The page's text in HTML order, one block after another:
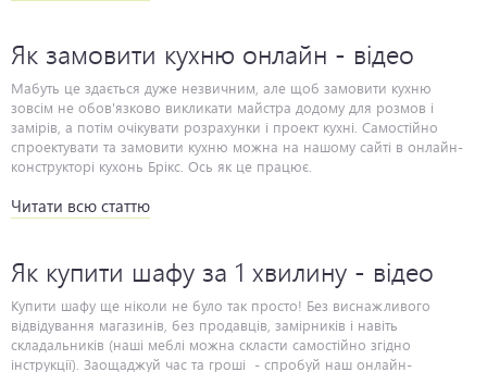
Як замовити кухню онлайн - відео
Мабуть це здається дуже незвичним, але щоб замовити кухню
зовсім не обов'язково викликати майстра додому для розмов і
замірів, а потім очікувати розрахунки і проект кухні. Самостійно
спроектувати та замовити кухню можна на нашому сайті в онлайн-
конструкторі кухонь Брікс. Ось як це працює.
Читати всю статтю
Як купити шафу за 1 хвилину - відео
Купити шафу ще ніколи не було так просто! Без виснажливого відвідування магазинів, без продавців, замірників і навіть складальників (наші меблі можна скласти самостійно згідно інструкції). Заощаджуй час та гроші - спробуй наш онлайн-конструктор та купуй шафу Практик за 1 хвилину!